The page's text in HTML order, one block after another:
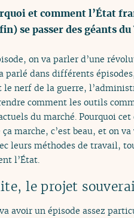
et comment l’État
se passer des géants du
on va parler d’une
parlé dans différents
le nerf de la guerre,
comment les outils
du marché. Pourquoi
marche, c’est beau, et on
leurs méthodes de travail,
l’État.
le projet
avoir un épisode assez